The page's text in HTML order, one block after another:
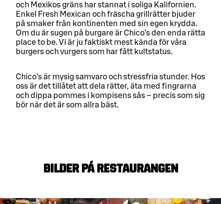
och Mexikos gräns har stannat i soliga Kalifornien.
Enkel Fresh Mexican och fräscha grillrätter bjuder
på smaker från kontinenten med sin egen krydda.
Om du är sugen på burgare är Chico’s den enda rätta
place to be. Vi är ju faktiskt mest kända för våra
burgers och vurgers som har fått kultstatus.
Chico’s är mysig samvaro och stressfria stunder. Hos
oss är det tillåtet att dela rätter, äta med fingrarna
och dippa pommes i kompisens sås – precis som sig
bör när det är som allra bäst.
BILDER PÅ RESTAURANGEN